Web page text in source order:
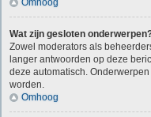
Omhoog
Wat zijn gesloten
Zowel moderators als
langer antwoorden op deze
deze automatisch.
worden.
Omhoog